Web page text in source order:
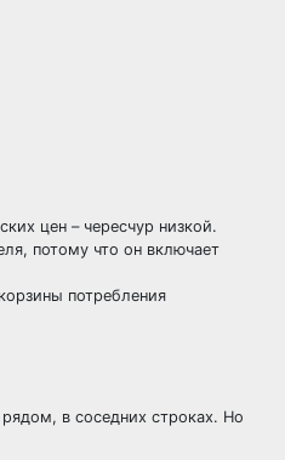
цен – чересчур низкой.
потому что он включает
потребления
в соседних строках. Но